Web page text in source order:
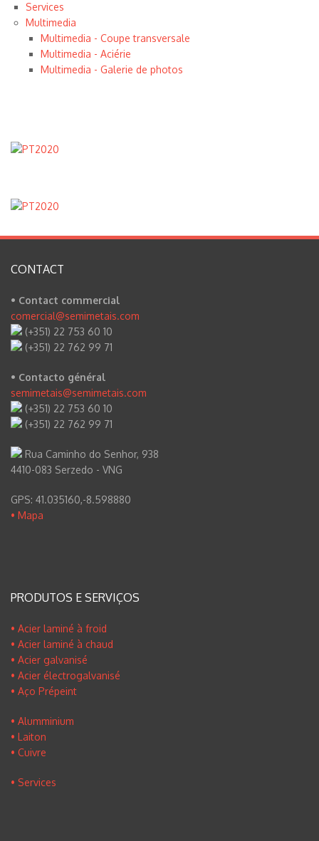
Services
Multimedia
Multimedia - Coupe transversale
Multimedia - Aciérie
Multimedia - Galerie de photos
CONTACT
• Contact commercial
comercial@semimetais.com
(+351) 22 753 60 10
(+351) 22 762 99 71
• Contacto général
semimetais@semimetais.com
(+351) 22 753 60 10
(+351) 22 762 99 71
Rua Caminho do Senhor, 938
4410-083 Serzedo - VNG
GPS: 41.035160,-8.598880
• Mapa
PRODUTOS E SERVIÇOS
• Acier laminé à froid
• Acier laminé à chaud
• Acier galvanisé
• Acier électrogalvanisé
• Aço Prépeint
• Alumminium
• Laiton
• Cuivre
• Services